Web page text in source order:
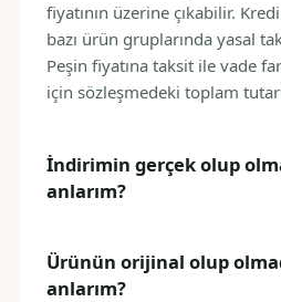
fiyatının üzerine çıkabilir.
bazı ürün gruplarında yasal
Peşin fiyatına taksit ile vade
için sözleşmedeki toplam
İndirimin gerçek olup
anlarım?
Ürünün orijinal olup
anlarım?